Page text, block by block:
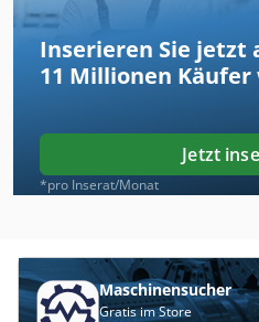
Inserieren Sie jetzt
11 Millionen Käufer
Jetzt
*pro Inserat/Monat
Maschinensucher
Gratis im Store